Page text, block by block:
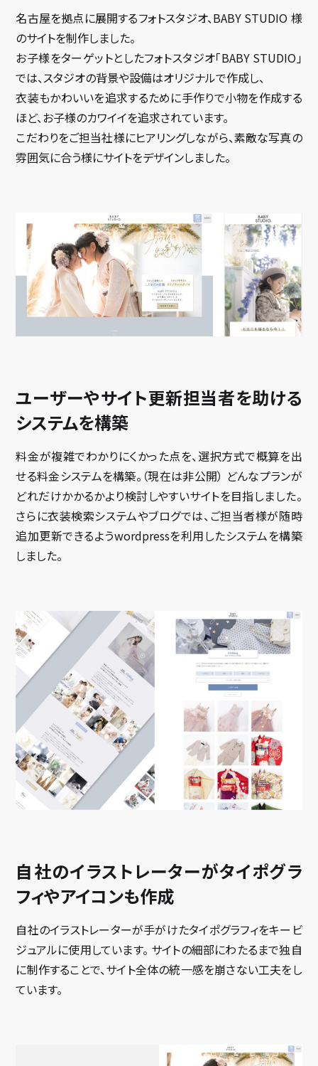
名古屋を拠点に展開するフォトスタジオ、BABY STUDIO 様
のサイトを制作しました。
お子様をターゲットとしたフォトスタジオ「BABY STUDIO」
では、スタジオの背景や設備はオリジナルで作成し、
衣装もかわいいを追求するために手作りで小物を作成する
ほど、お子様のカワイイを追求されています。
こだわりをご担当社様にヒアリングしながら、素敵な写真の
雰囲気に合う様にサイトをデザインしました。
ユーザーやサイト更新担当者を助ける
システムを構築
料金が複雑でわかりにくかった点を、選択方式で概算を出
せる料金システムを構築。（現在は非公開） どんなプランが
どれだけかかるかより検討しやすいサイトを目指しました。
さらに衣装検索システムやブログでは、ご担当者様が随時
追加更新できるようwordpressを利用したシステムを構築
しました。
自社のイラストレーターがタイポグラ
フィやアイコンも作成
自社のイラストレーターが手がけたタイポグラフィをキービ
ジュアルに使用しています。 サイトの細部にわたるまで独自
に制作することで、サイト全体の統一感を崩さない工夫をし
ています。